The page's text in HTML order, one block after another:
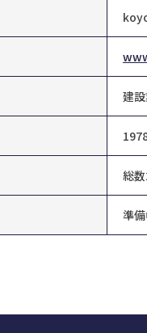
建
総
準